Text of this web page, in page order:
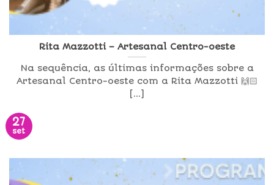
Rita Mazzotti – Artesanal Centro-oeste
Na sequência, as últimas informações sobre a
Artesanal Centro-oeste com a Rita Mazzotti 🙌🏻
[...]
27
set